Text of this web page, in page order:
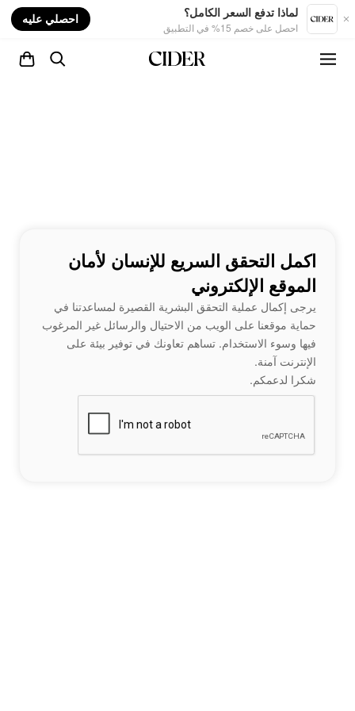
لماذا تدفع السعر الكامل؟
احصل على خصم 15% في التطبيق
احصلي عليه
اكمل التحقق السريع للإنسان لأمان
الموقع الإلكتروني
يرجى إكمال عملية التحقق البشرية القصيرة لمساعدتنا في
حماية موقعنا على الويب من الاحتيال والرسائل غير المرغوب
فيها وسوء الاستخدام. تساهم تعاونك في توفير بيئة على
الإنترنت آمنة.
شكرا لدعمكم.